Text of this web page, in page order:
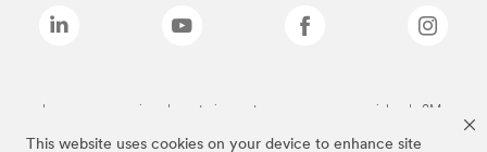
This website uses cookies on your device to enhance site
Las marcas mencionadas anteriormente son marcas comerciales de 3M.